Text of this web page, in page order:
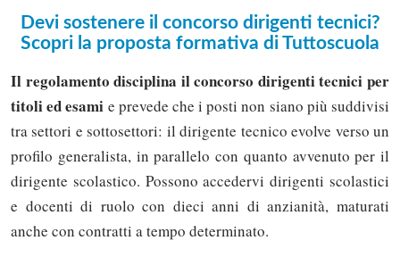
Devi sostenere il concorso dirigenti tecnici?
Scopri la proposta formativa di Tuttoscuola
Il regolamento disciplina il concorso dirigenti tecnici per
titoli ed esami e prevede che i posti non siano più suddivisi
tra settori e sottosettori: il dirigente tecnico evolve verso un
profilo generalista, in parallelo con quanto avvenuto per il
dirigente scolastico. Possono accedervi dirigenti scolastici
e docenti di ruolo con dieci anni di anzianità, maturati
anche con contratti a tempo determinato.